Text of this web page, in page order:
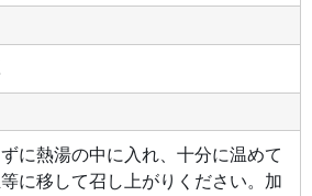
に熱湯の中に入れ、十分に温めて
に移して召し上がりください。加